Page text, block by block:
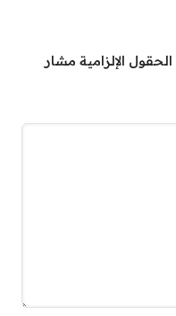
الحقول الإلزامية مشار